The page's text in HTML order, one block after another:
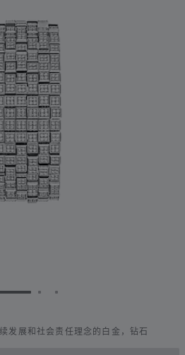
到幻灯片 1转到幻灯片 2
转到幻灯片 3
发展和社会责任理念的白金，钻石